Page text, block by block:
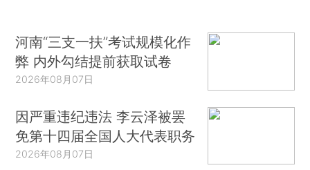
河南“三支一扶”考试规模化作
弊 内外勾结提前获取试卷
2026年08月07日
因严重违纪违法 李云泽被罢
免第十四届全国人大代表职务
2026年08月07日